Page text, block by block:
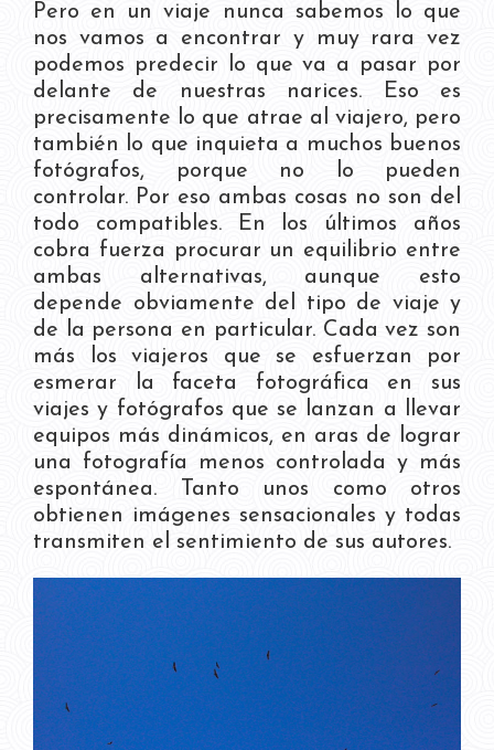
Pero en un viaje nunca sabemos lo que
nos vamos a encontrar y muy rara vez
podemos predecir lo que va a pasar por
delante de nuestras narices. Eso es
precisamente lo que atrae al viajero, pero
también lo que inquieta a muchos buenos
fotógrafos, porque no lo pueden
controlar. Por eso ambas cosas no son del
todo compatibles. En los últimos años
cobra fuerza procurar un equilibrio entre
ambas alternativas, aunque esto
depende obviamente del tipo de viaje y
de la persona en particular. Cada vez son
más los viajeros que se esfuerzan por
esmerar la faceta fotográfica en sus
viajes y fotógrafos que se lanzan a llevar
equipos más dinámicos, en aras de lograr
una fotografía menos controlada y más
espontánea. Tanto unos como otros
obtienen imágenes sensacionales y todas
transmiten el sentimiento de sus autores.